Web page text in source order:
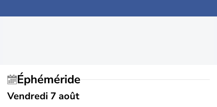
Éphéméride
Vendredi 7 août